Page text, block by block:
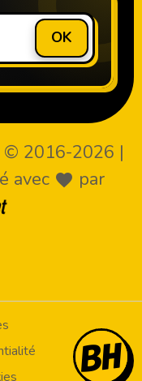
OK
© 2016-2026 |
avec par